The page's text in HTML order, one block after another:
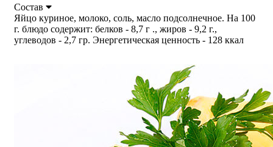
Состав
Яйцо куриное, молоко, соль, масло подсолнечное. На 100
г. блюдо содержит: белков - 8,7 г ., жиров - 9,2 г.,
углеводов - 2,7 гр. Энергетическая ценность - 128 ккал